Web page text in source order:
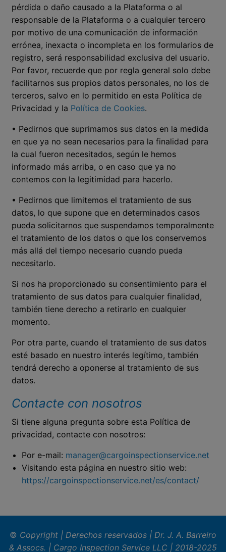
pérdida o daño causado a la Plataforma o al
responsable de la Plataforma o a cualquier tercero
por motivo de una comunicación de información
errónea, inexacta o incompleta en los formularios de
registro, será responsabilidad exclusiva del usuario.
Por favor, recuerde que por regla general solo debe
facilitarnos sus propios datos personales, no los de
terceros, salvo en lo permitido en esta Política de
Privacidad y la Política de Cookies.
• Pedirnos que suprimamos sus datos en la medida
en que ya no sean necesarios para la finalidad para
la cual fueron necesitados, según le hemos
informado más arriba, o en caso que ya no
contemos con la legitimidad para hacerlo.
• Pedirnos que limitemos el tratamiento de sus
datos, lo que supone que en determinados casos
pueda solicitarnos que suspendamos temporalmente
el tratamiento de los datos o que los conservemos
más allá del tiempo necesario cuando pueda
necesitarlo.
Si nos ha proporcionado su consentimiento para el
tratamiento de sus datos para cualquier finalidad,
también tiene derecho a retirarlo en cualquier
momento.
Por otra parte, cuando el tratamiento de sus datos
esté basado en nuestro interés legítimo, también
tendrá derecho a oponerse al tratamiento de sus
datos.
Contacte con nosotros
Si tiene alguna pregunta sobre esta Política de
privacidad, contacte con nosotros:
Por e-mail: manager@cargoinspectionservice.net
Visitando esta página en nuestro sitio web:
https://cargoinspectionservice.net/es/contact/
© Copyright | Derechos reservados | Dr. J. A. Barreiro
& Assocs. | Cargo Inspection Service LLC | 2018-2025